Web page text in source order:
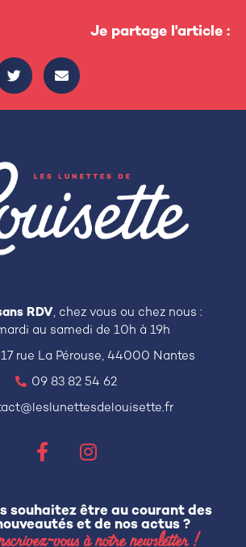
Je partage l'article :
RDV, chez vous ou chez nous :
au samedi de 10h à 19h
rue La Pérouse, 44000 Nantes
09 83 82 54 62
souhaitez être au courant des
et de nos actus ?
vous à notre newsletter !